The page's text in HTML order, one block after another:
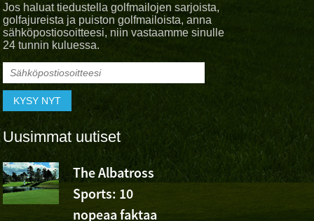
Jos haluat tiedustella golfmailojen sarjoista,
golfajureista ja puiston golfmailoista, anna
sähköpostiosoitteesi, niin vastaamme sinulle
24 tunnin kuluessa.
Uusimmat uutiset
The Albatross
Sports: 10
nopeaa faktaa
Albatross